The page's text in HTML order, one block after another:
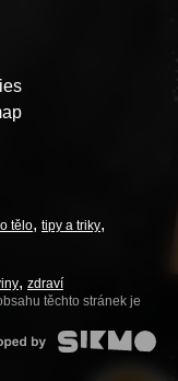
tělo tipy a triky
zdraví
těchto stránek je